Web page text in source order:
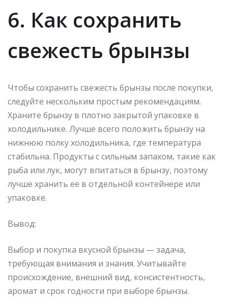
6. Как сохранить
свежесть брынзы
Чтобы сохранить свежесть брынзы после покупки,
следуйте нескольким простым рекомендациям.
Храните брынзу в плотно закрытой упаковке в
холодильнике. Лучше всего положить брынзу на
нижнюю полку холодильника, где температура
стабильна. Продукты с сильным запахом, такие как
рыба или лук, могут впитаться в брынзу, поэтому
лучше хранить ее в отдельной контейнере или
упаковке.
Вывод:
Выбор и покупка вкусной брынзы — задача,
требующая внимания и знания. Учитывайте
происхождение, внешний вид, консистентность,
аромат и срок годности при выборе брынзы.